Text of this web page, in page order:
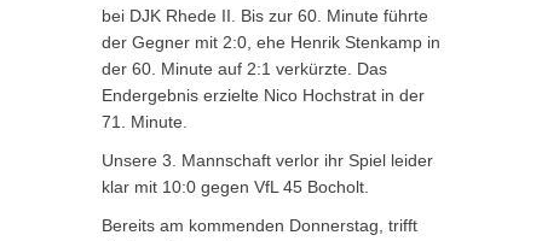
bei DJK Rhede II. Bis zur 60. Minute führte
der Gegner mit 2:0, ehe Henrik Stenkamp in
der 60. Minute auf 2:1 verkürzte. Das
Endergebnis erzielte Nico Hochstrat in der
71. Minute.
Unsere 3. Mannschaft verlor ihr Spiel leider
klar mit 10:0 gegen VfL 45 Bocholt.
Bereits am kommenden Donnerstag, trifft